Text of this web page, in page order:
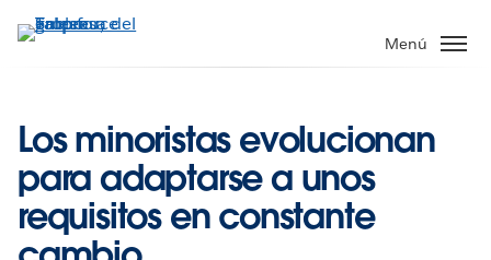
Menú
Los minoristas evolucionan
para adaptarse a unos
requisitos en constante